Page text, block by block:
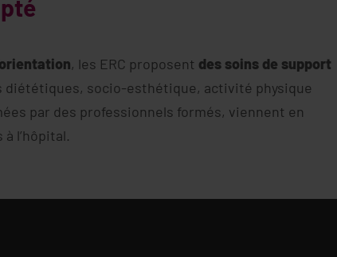
, les ERC proposent des soins de support
diététiques, socio-esthétique, activité physique
par des professionnels formés, viennent en
l’hôpital.